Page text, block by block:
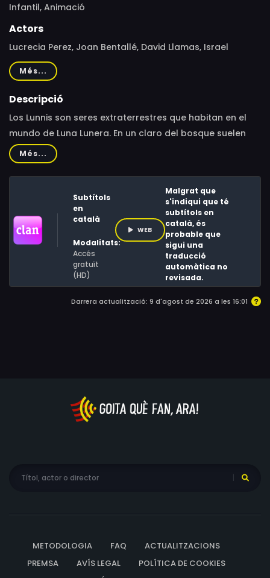
Infantil, Animació
Actors
Lucrecia Perez, Joan Bentallé, David Llamas, Israel
Fernández
Més...
Descripció
Los Lunnis son seres extraterrestres que habitan en el
mundo de Luna Lunera. En un claro del bosque suelen
encontrar a Lucrecia, que narra antiguas leyendas o las
peripecias de personajes históricos.
Més...
Subtítols
en
català
Modalitats:
Accés
gratuït
(HD)
WEB
Malgrat que
s'indiqui que té
subtítols en
català, és
probable que
sigui una
traducció
automàtica no
revisada.
Darrera actualització: 9 d'agost de 2026 a les 16:01
METODOLOGIA FAQ
ACTUALITZACIONS
PREMSA
AVÍS LEGAL
POLÍTICA DE COOKIES